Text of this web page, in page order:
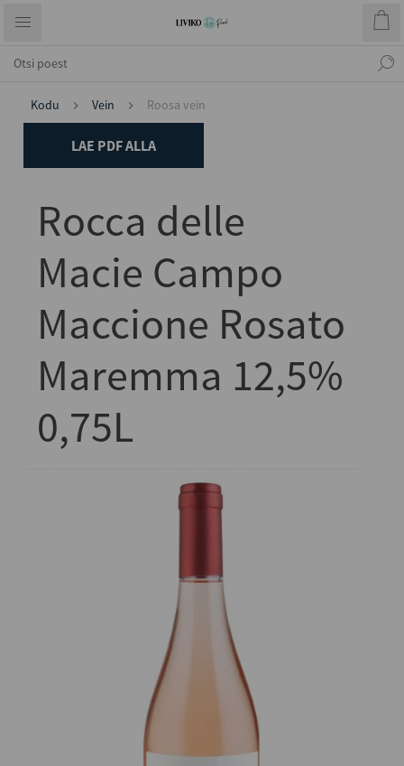
Kodu Vein Roosa vein
LAE PDF ALLA
Rocca delle
Macie Campo
Maccione Rosato
Maremma 12,5%
0,75L